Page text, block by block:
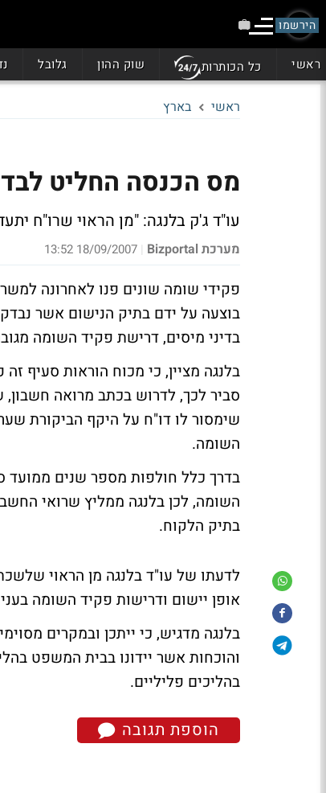
הירשמו
ראשי כל הכותרות שוק ההון גלובל
ראשי בארץ
מס הכנסה החליט
עו"ד ג'ק בלנגה: "מן הראוי שרו"ח
מערכת Bizportal |
18/09/2007 13:52
פקידי שומה שונים פנו לאחרונה
בוצעה על ידם בתיק הנישום אשר
בדיני מיסים, דרישת פקיד השומה מגובה בהוראות
בלנגה מציין, כי מכוח הוראות סעיף
סביר לכך, לדרוש בכתב מרואה
שימסור לו דו"ח על היקף הביקורת
השומה.
בדרך כלל חולפות מספר שנים ממועד
השומה, לכן בלנגה ממליץ שרואי
בתיק הלקוח.
לדעתו של עו"ד בלנגה מן הראוי
אופן יישום ודרישות פקיד השומה
בלנגה מדגיש, כי ייתכן ובמקרים
והוכחות אשר יידונו בבית המשפט
בהליכים פליליים.
הוספת תגובה